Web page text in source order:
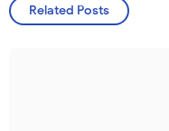
Related Posts